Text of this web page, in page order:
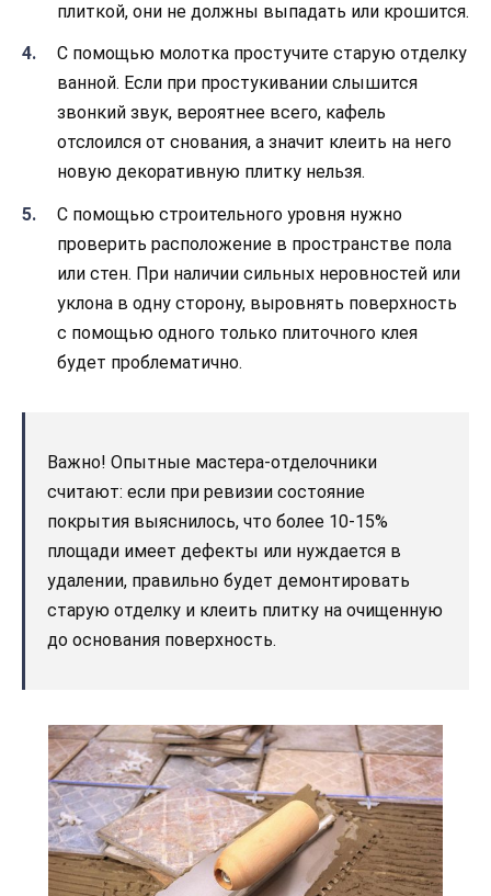
плиткой, они не должны выпадать или крошится.
С помощью молотка простучите старую отделку
ванной. Если при простукивании слышится
звонкий звук, вероятнее всего, кафель
отслоился от снования, а значит клеить на него
новую декоративную плитку нельзя.
С помощью строительного уровня нужно
проверить расположение в пространстве пола
или стен. При наличии сильных неровностей или
уклона в одну сторону, выровнять поверхность
с помощью одного только плиточного клея
будет проблематично.
Важно! Опытные мастера-отделочники
считают: если при ревизии состояние
покрытия выяснилось, что более 10-15%
площади имеет дефекты или нуждается в
удалении, правильно будет демонтировать
старую отделку и клеить плитку на очищенную
до основания поверхность.